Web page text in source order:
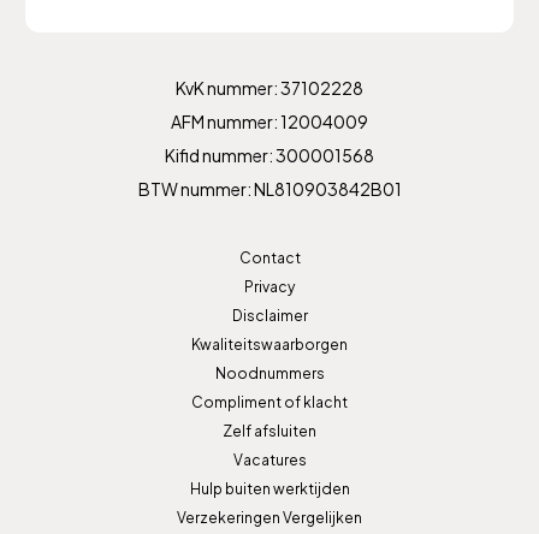
KvK nummer: 37102228
AFM nummer: 12004009
Kifid nummer: 300001568
BTW nummer: NL810903842B01
Contact
Privacy
Disclaimer
Kwaliteitswaarborgen
Noodnummers
Compliment of klacht
Zelf afsluiten
Vacatures
Hulp buiten werktijden
Verzekeringen Vergelijken